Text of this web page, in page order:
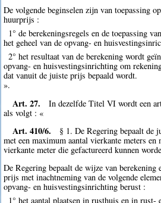
De volgende beginselen zijn van toepassing
huurprijs :
1° de berekeningsregels en de toepassing
het geheel van de opvang- en
2° het resultaat van de berekening wordt
opvang- en huisvestingsinrichting om
dat vanuit de juiste prijs bepaald wordt.
».
Art. 27.
In dezelfde Titel VI wordt een
als volgt : «
Art. 410/6.
§ 1. De Regering bepaalt de
met een maximum aantal vierkante meters en
vierkante meter die gefactureerd kunnen
De Regering bepaalt de wijze van berekening
prijs met inachtneming van de volgende
opvang- en huisvestingsinrichting berust :
1° het aantal plaatsen in rusthuis en in rust-